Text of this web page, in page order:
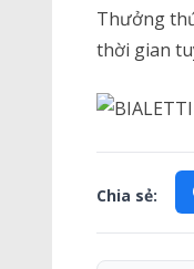
Thưởng
thời gian
Chia sẻ: